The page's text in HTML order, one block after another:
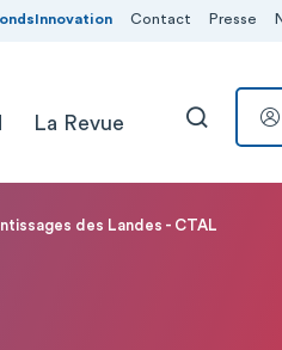
Contact Presse
La Revue
des Landes - CTAL